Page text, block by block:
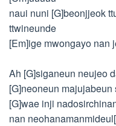
naui nuni [G]beonjjeok
ttwineunde
[Em]ige mwongayo nan
Ah [G]siganeun neujeo
[G]neoneun
[G]wae inji
nan